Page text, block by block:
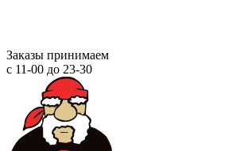
Заказы принимаем
с 11-00 до 23-30